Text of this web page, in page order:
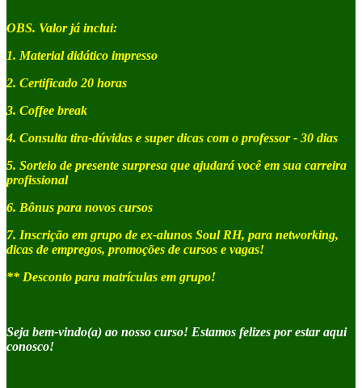
OBS. Valor já inclui:
1. Material didático impresso
2. Certificado 20 horas
3. Coffee break
4. Consulta tira-dúvidas e super dicas com o professor - 30 dias
5. Sorteio de presente surpresa que ajudará você em sua carreira
profissional
6. Bônus para novos cursos
7. Inscrição em grupo de ex-alunos Soul RH, para networking,
dicas de empregos, promoções de cursos e vagas!
** Desconto para matrículas em grupo!
Seja bem-vindo(a) ao nosso curso! Estamos felizes por estar aqui
conosco!